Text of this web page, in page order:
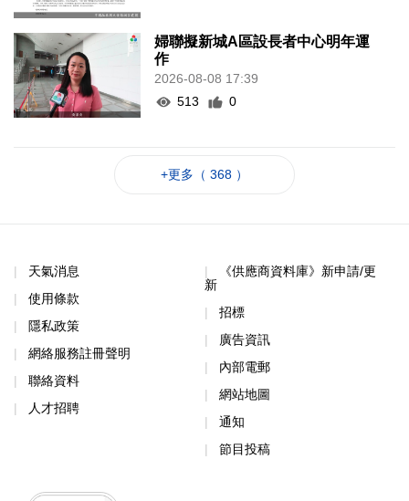
婦聯擬新城A區設長者中心明年運
作
2026-08-08 17:39
513
0
+更多（ 368 ）
天氣消息
使用條款
隱私政策
網絡服務註冊聲明
聯絡資料
人才招聘
《供應商資料庫》新申請/更
新
招標
廣告資訊
內部電郵
網站地圖
通知
節目投稿